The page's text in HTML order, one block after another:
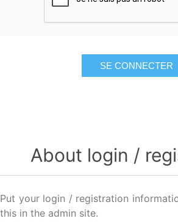
SE CONNECTER
About login /
Put your login / registration
this in the admin site.